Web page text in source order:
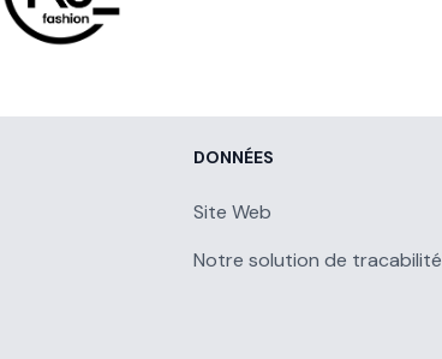
DONNÉES
Site Web
Notre solution de tracabilité